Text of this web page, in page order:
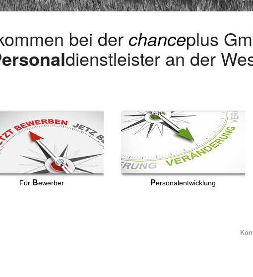
bei der chanceplus
dienstleister an der
Für Bewerber Personalentwicklung